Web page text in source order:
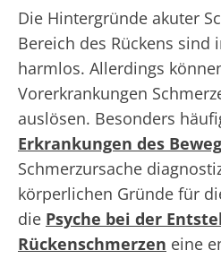
Die Hintergründe akuter
Bereich des Rückens sind
harmlos. Allerdings
Vorerkrankungen
auslösen. Besonders
Erkrankungen des
Schmerzursache
körperlichen Gründe für
die Psyche bei der
Rückenschmerzen eine